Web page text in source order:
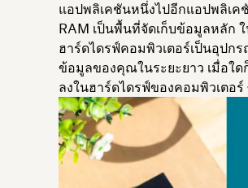
แอปพลิเคชันหนึ่งไปอีกแอปพลิเ
RAM เป็นพื้นที่จัดเก็บข้อมูลหลัก
ฮาร์ดไดรฟ์คอมพิวเตอร์เป็นอุปก
ข้อมูลของคุณในระยะยาว เมื่อใ
ลงในฮาร์ดไดรฟ์ของคอมพิวเตอ